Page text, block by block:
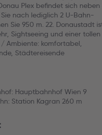
Plex befindet sich neben
nach lediglich 2 U-Bahn-
Sie 950 m. 22. Donaustadt
Sightseeing und einer tollen
Ambiente: komfortabel,
Städtereisende
Hauptbahnhof Wien 9
Station Kagran 260 m